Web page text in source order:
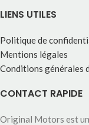
LIENS UTILES
Politique de
Mentions légales
Conditions générales
CONTACT RAPIDE
Original Motors est